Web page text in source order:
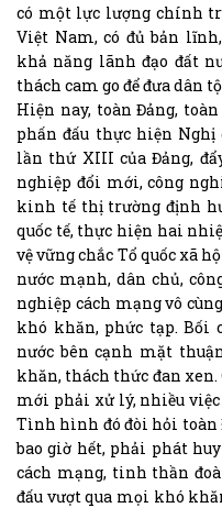
có một lực lượng chính
Việt Nam, có đủ bản
khả năng lãnh đạo đất
thách cam go để đưa dân
Hiện nay, toàn Đảng,
phấn đấu thực hiện
lần thứ XIII của Đảng,
nghiệp đổi mới, công
kinh tế thị trường định
quốc tế, thực hiện hai
vệ vững chắc Tổ quốc xã
nước mạnh, dân chủ,
nghiệp cách mạng vô
khó khăn, phức tạp. Bối
nước bên cạnh mặt
khăn, thách thức đan xen.
mới phải xử lý, nhiều
Tình hình đó đòi hỏi toàn
bao giờ hết, phải phát
cách mạng, tinh thần
đấu vượt qua mọi khó